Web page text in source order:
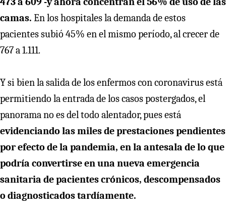
camas. En los hospitales la demanda de estos
pacientes subió 45% en el mismo período, al crecer de
767 a 1.111.
Y si bien la salida de los enfermos con coronavirus está
permitiendo la entrada de los casos postergados, el
panorama no es del todo alentador, pues está
evidenciando las miles de prestaciones pendientes
por efecto de la pandemia, en la antesala de lo que
podría convertirse en una nueva emergencia
sanitaria de pacientes crónicos, descompensados
o diagnosticados tardíamente.